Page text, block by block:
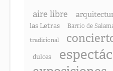
aire libre
las Letras
Barrio de
tradicional
dulces